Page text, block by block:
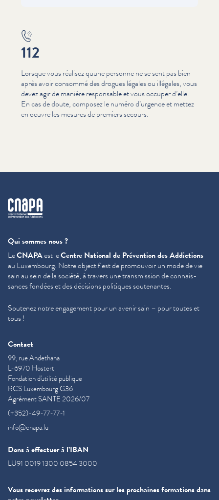
112
Lorsque vous réalisez quune personne ne se sent pas bien
après avoir consommé des drogues légales ou illégales, vous
devez agir de manière responsable et vous occuper d’elle.
En cas de doute, composez le numéro d’urgence et mettez
en oeuvre les mesures de premiers secours.
cnapa
Qui sommes nous ?
LeCNAPAest leCentre National de Prévention des Addictions
au Luxembourg. Notre objectif est de promouvoir un mode de vie
sain au sein de la société, à travers une trans­mis­sion de con­nais­
sances fondées et des décisions politiques soutenantes.
Soutenez notre engagement pour un avenir sain – pour toutes et
tous !
Contact
99, rue Andethana
L-6970 Hostert
Fondation d'utilité publique
RCS Luxembourg G36
Agrément SANTE 2026/07
(+352)-49-77-77-1
info@cnapa.lu
Dons à effectuer à l’IBAN
LU91 0019 1300 0854 3000
Vous recevrez des informations sur les prochaines formations dans